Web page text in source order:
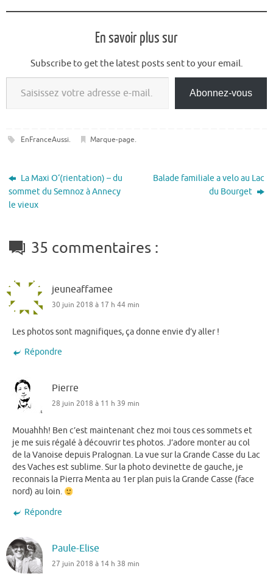
En savoir plus sur
Subscribe to get the latest posts sent to your email.
Saisissez votre adresse e-mail…
Abonnez-vous
EnFranceAussi. Marque-page.
La Maxi O‘(rientation) – du
sommet du Semnoz à Annecy
le vieux
Balade familiale a velo au Lac
du Bourget
35 commentaires :
jeuneaffamee
30 juin 2018 à 17 h 44 min
Les photos sont magnifiques, ça donne envie d’y aller !
Répondre
Pierre
28 juin 2018 à 11 h 39 min
Mouahhh! Ben c’est maintenant chez moi tous ces sommets et
je me suis régalé à découvrir tes photos. J’adore monter au col
de la Vanoise depuis Pralognan. La vue sur la Grande Casse du Lac
des Vaches est sublime. Sur la photo devinette de gauche, je
reconnais la Pierra Menta au 1er plan puis la Grande Casse (face
nord) au loin.
Répondre
Paule-Elise
27 juin 2018 à 14 h 38 min